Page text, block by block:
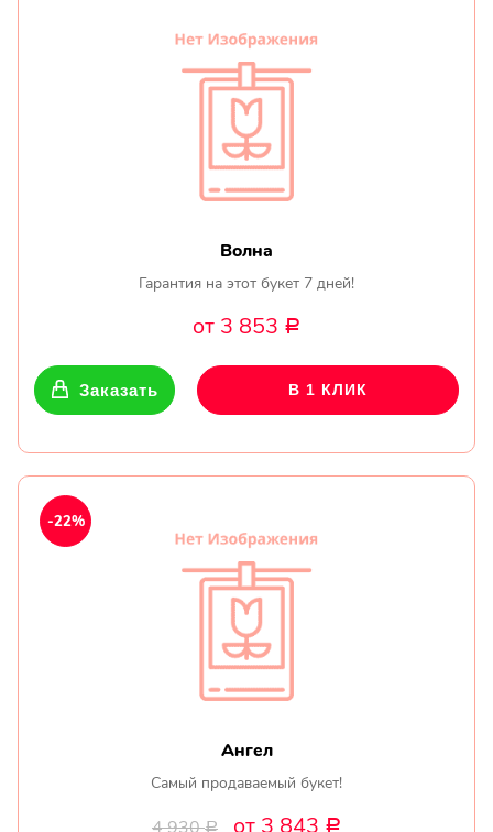
Волна
Гарантия на этот букет 7 дней!
от 3 853 Р
Заказать В 1 КЛИК
Ангел
Самый продаваемый букет!
Р от 3 843 Р
-22%